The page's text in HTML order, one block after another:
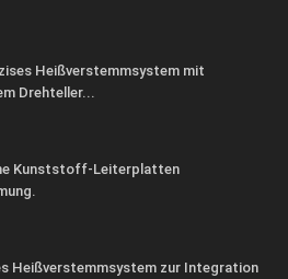
Heißverstemmsystem mit
Drehteller...
Kunststoff-Leiterplatten
Heißverstemmsystem zur Integration